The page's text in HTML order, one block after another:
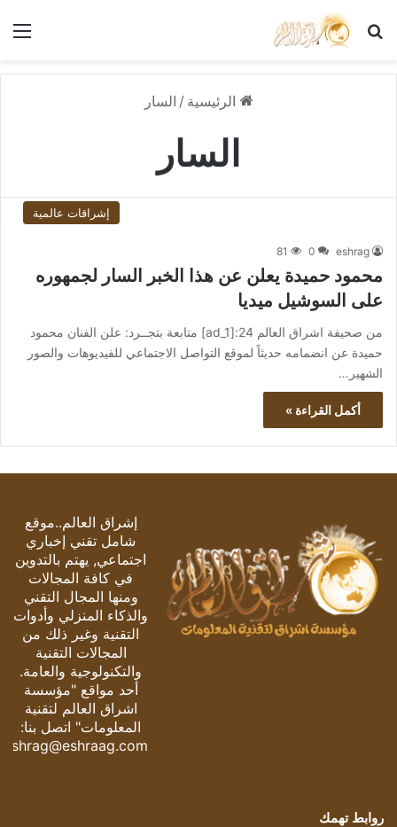
بحث عن
الرئيسية / السار
السار
إشراقات عالمية
eshrag
0
81
محمود حميدة يعلن عن هذا الخبر السار لجمهوره
على السوشيل ميديا
من صحيفة اشراق العالم 24:[ad_1] متابعة بتجــرد: علن الفنان محمود
حميدة عن انضمامه حديثاً لموقع التواصل الاجتماعي للفيديوهات والصور
الشهير…
أكمل القراءة »
إشراق العالم..موقع
شامل تقني إخباري
اجتماعي, يهتم بالتدوين
في كافة المجالات
ومنها المجال التقني
والذكاء المنزلي وأدوات
التقنية وغير ذلك من
المجالات التقنية
والتكنولوجية والعامة.
أحد مواقع "مؤسسة
اشراق العالم لتقنية
المعلومات" اتصل بنا:
eshrag@eshraag.com
روابط تهمك